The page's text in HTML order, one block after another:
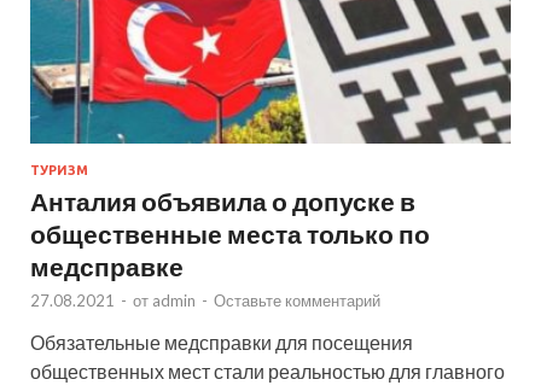
ТУРИЗМ
Анталия объявила о допуске в
общественные места только по
медсправке
27.08.2021 - от admin - Оставьте комментарий
Обязательные медсправки для посещения
общественных мест стали реальностью для главного